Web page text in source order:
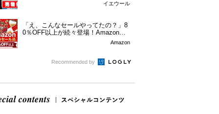
イエウール
「え、こんなセールやってたの？」8
0％OFF以上が続々登場！Amazonの
Amazon
Recommended by